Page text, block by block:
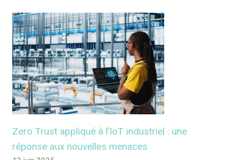
Zero Trust appliqué à l’IoT industriel : une
réponse aux nouvelles menaces